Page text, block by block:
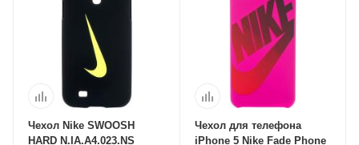
Чехол Nike SWOOSH
HARD N.IA.A4.023.NS
Чехол для телефона
iPhone 5 Nike Fade Phone